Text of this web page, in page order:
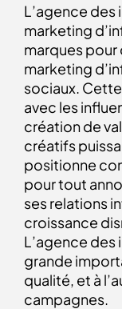
L’agence
marketing
marques
marketing
sociaux.
avec les
création de
créatifs
positionne
pour tout
ses relations
croissance
L’agence
grande
qualité, et à
campagnes.